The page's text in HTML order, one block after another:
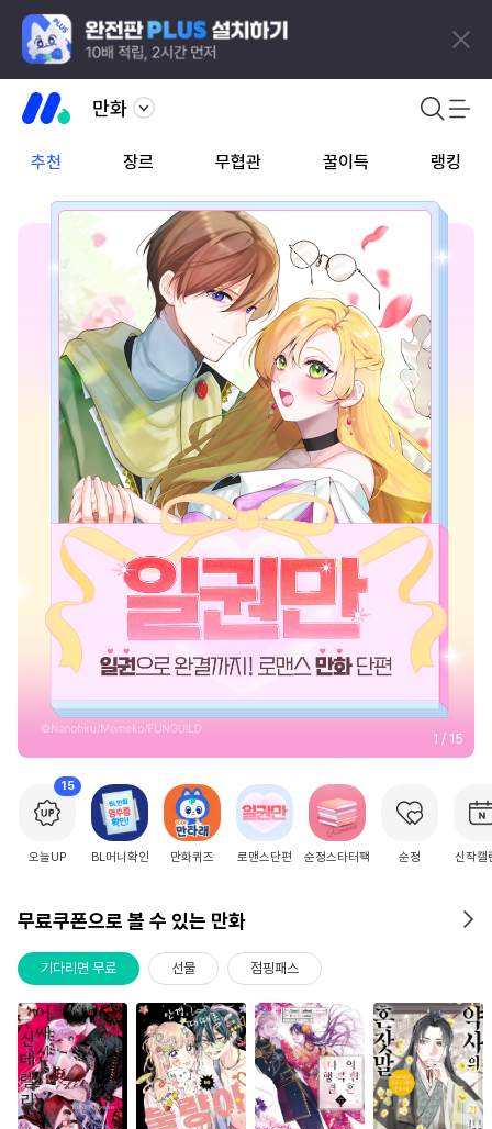
만화
추천 장르 무협관 꿀이득 랭킹
2 / 15
15
오늘UP BL머니확인 만화퀴즈 로맨스단편 순정스타터팩 순정 신작캘
무료쿠폰으로 볼 수 있는 만화
기다리면 무료 선물 점핑패스